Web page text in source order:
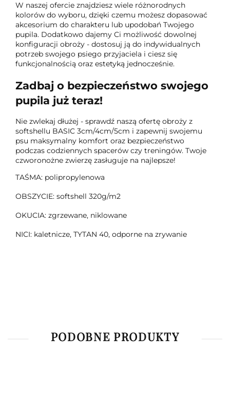
W naszej ofercie znajdziesz wiele różnorodnych
kolorów do wyboru, dzięki czemu możesz dopasować
akcesorium do charakteru lub upodobań Twojego
pupila. Dodatkowo dajemy Ci możliwość dowolnej
konfiguracji obroży - dostosuj ją do indywidualnych
potrzeb swojego psiego przyjaciela i ciesz się
funkcjonalnością oraz estetyką jednocześnie.
Zadbaj o bezpieczeństwo swojego
pupila już teraz!
Nie zwlekaj dłużej - sprawdź naszą ofertę obroży z
softshellu BASIC 3cm/4cm/5cm i zapewnij swojemu
psu maksymalny komfort oraz bezpieczeństwo
podczas codziennych spacerów czy treningów. Twoje
czworonożne zwierzę zasługuje na najlepsze!
TAŚMA: polipropylenowa
OBSZYCIE: softshell 320g/m2
OKUCIA: zgrzewane, niklowane
NICI: kaletnicze, TYTAN 40, odporne na zrywanie
PODOBNE PRODUKTY